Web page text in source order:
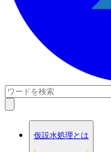
仮設水処理とは